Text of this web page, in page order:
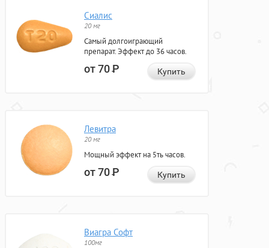
Сиалис
20 мг
Самый долгоиграющий
препарат. Эффект до 36 часов.
от 70Р Купить
Левитра
20 мг
Мощный эффект на 5ть часов.
от 70Р Купить
Виагра Софт
100мг